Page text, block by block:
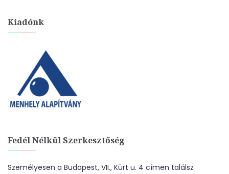
Kiadónk
Fedél Nélkül Szerkesztőség
Személyesen a Budapest, VII., Kürt u. 4 címen találsz